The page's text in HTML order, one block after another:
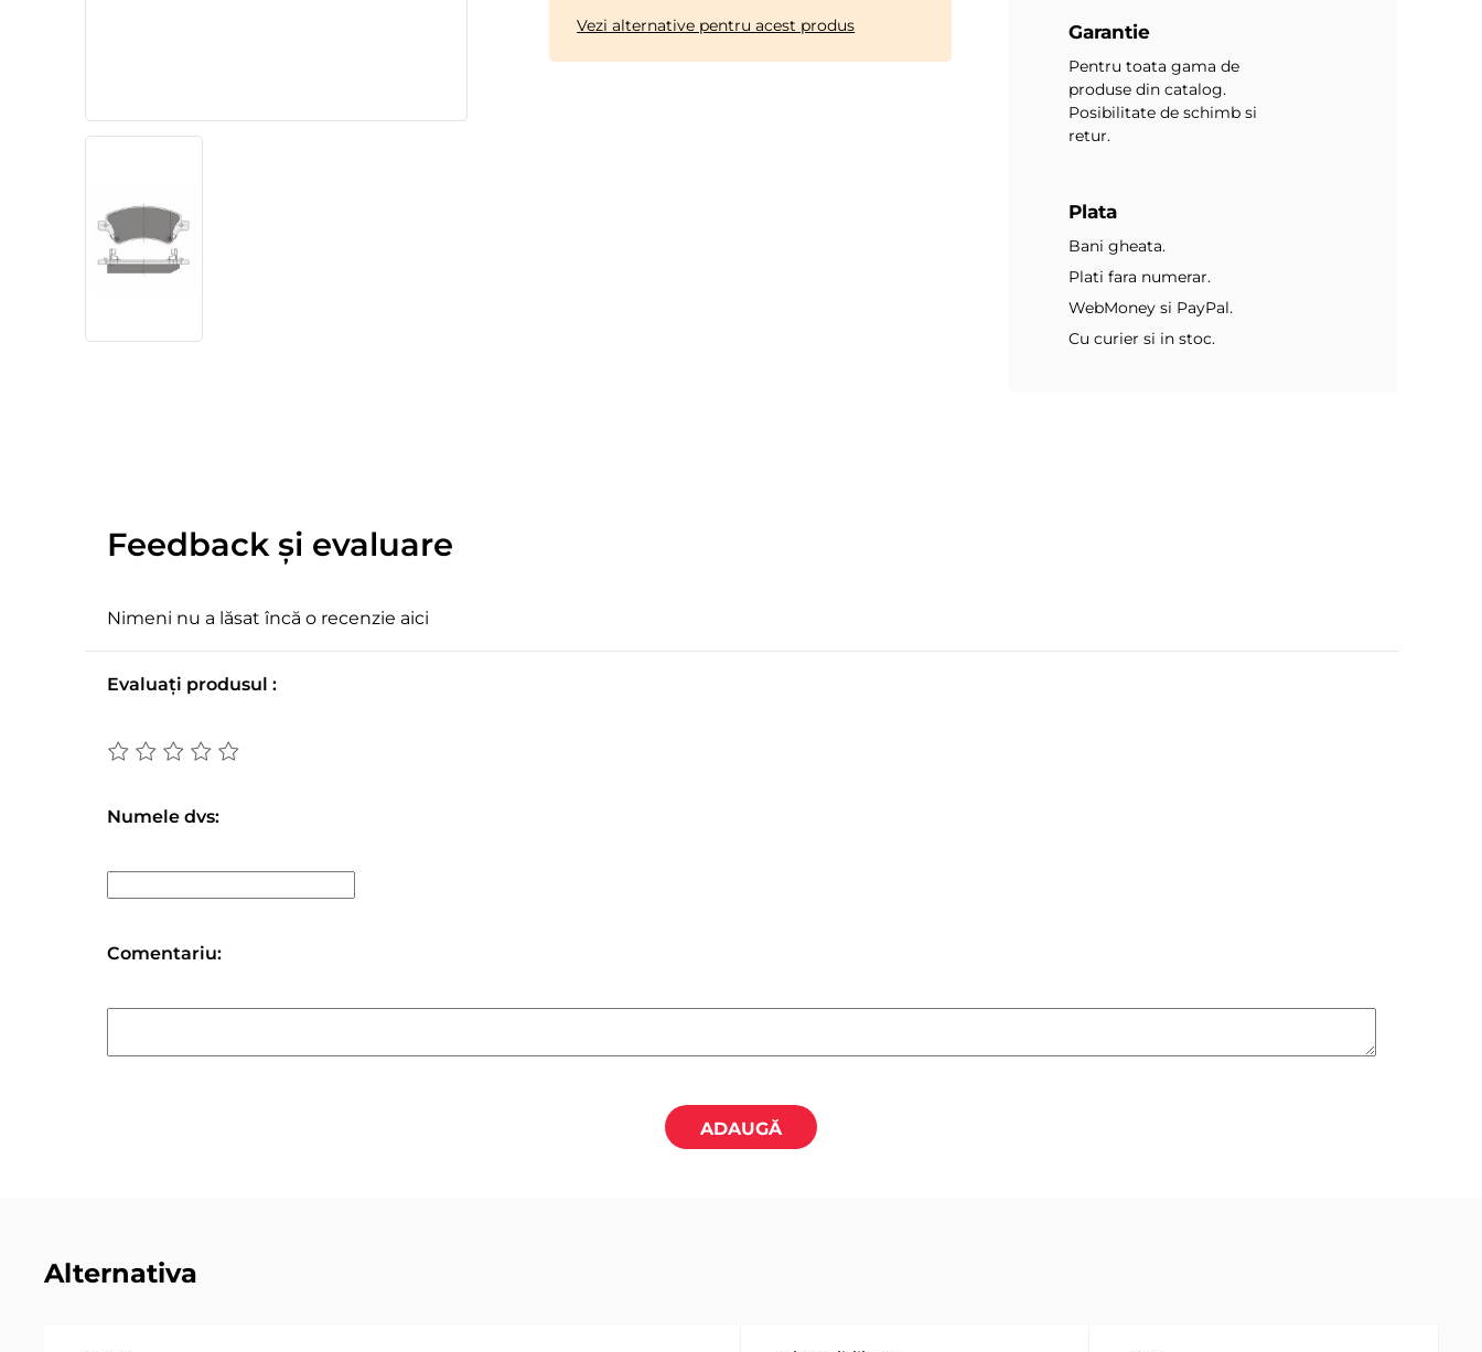
Vezi alternative pentru acest produs
Garantie
Pentru toata gama de
produse din catalog.
Posibilitate de schimb si
retur.
Plata
Bani gheata.
Plati fara numerar.
WebMoney si PayPal.
Cu curier si in stoc.
Feedback și evaluare
Nimeni nu a lăsat încă o recenzie aici
Evaluați produsul :
Numele dvs:
Comentariu:
ADAUGĂ
Alternativa